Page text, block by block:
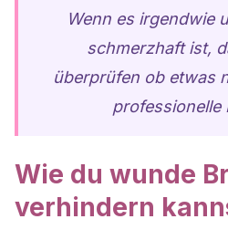
Wenn es irgendwie
schmerzhaft ist,
überprüfen ob etwas
professionelle
Wie du wunde
verhindern